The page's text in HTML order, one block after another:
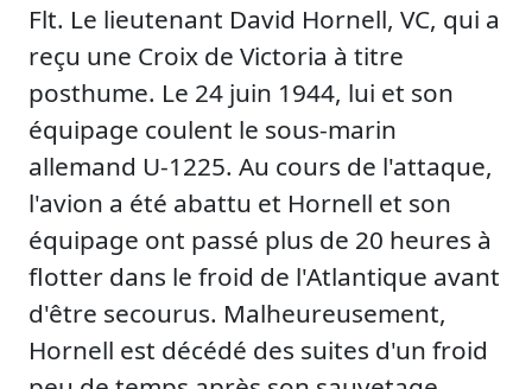
Flt. Le lieutenant David Hornell, VC, qui a
reçu une Croix de Victoria à titre
posthume. Le 24 juin 1944, lui et son
équipage coulent le sous-marin
allemand U-1225. Au cours de l'attaque,
l'avion a été abattu et Hornell et son
équipage ont passé plus de 20 heures à
flotter dans le froid de l'Atlantique avant
d'être secourus. Malheureusement,
Hornell est décédé des suites d'un froid